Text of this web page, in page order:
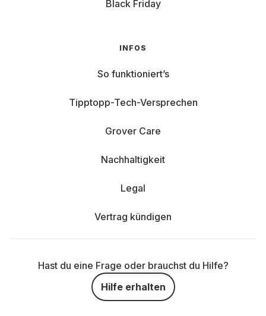
Black Friday
INFOS
So funktioniert’s
Tipptopp-Tech-Versprechen
Grover Care
Nachhaltigkeit
Legal
Vertrag kündigen
Hast du eine Frage oder brauchst du Hilfe?
Hilfe erhalten